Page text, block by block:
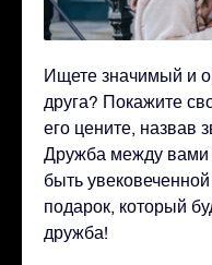
Ищете значимый и
друга? Покажите
его цените, назвав
Дружба между вами
быть
подарок, который
дружба!